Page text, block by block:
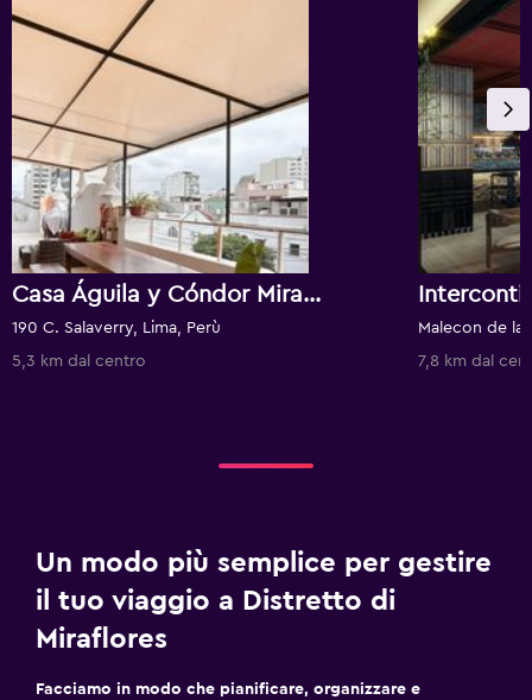
Casa Águila y Cóndor Miraflores
190 C. Salaverry, Lima, Perù
5,3 km dal centro
7,8 km dal
Un modo più semplice per gestire
il tuo viaggio a Distretto di
Miraflores
Facciamo in modo che pianificare, organizzare e